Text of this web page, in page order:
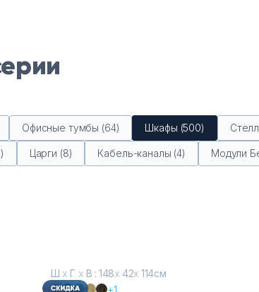
Офисные тумбы (64) Шкафы (500)
Царги (8) Кабель-каналы (4) Модули
Ш х Г х В : 148х 42х 114см
+1